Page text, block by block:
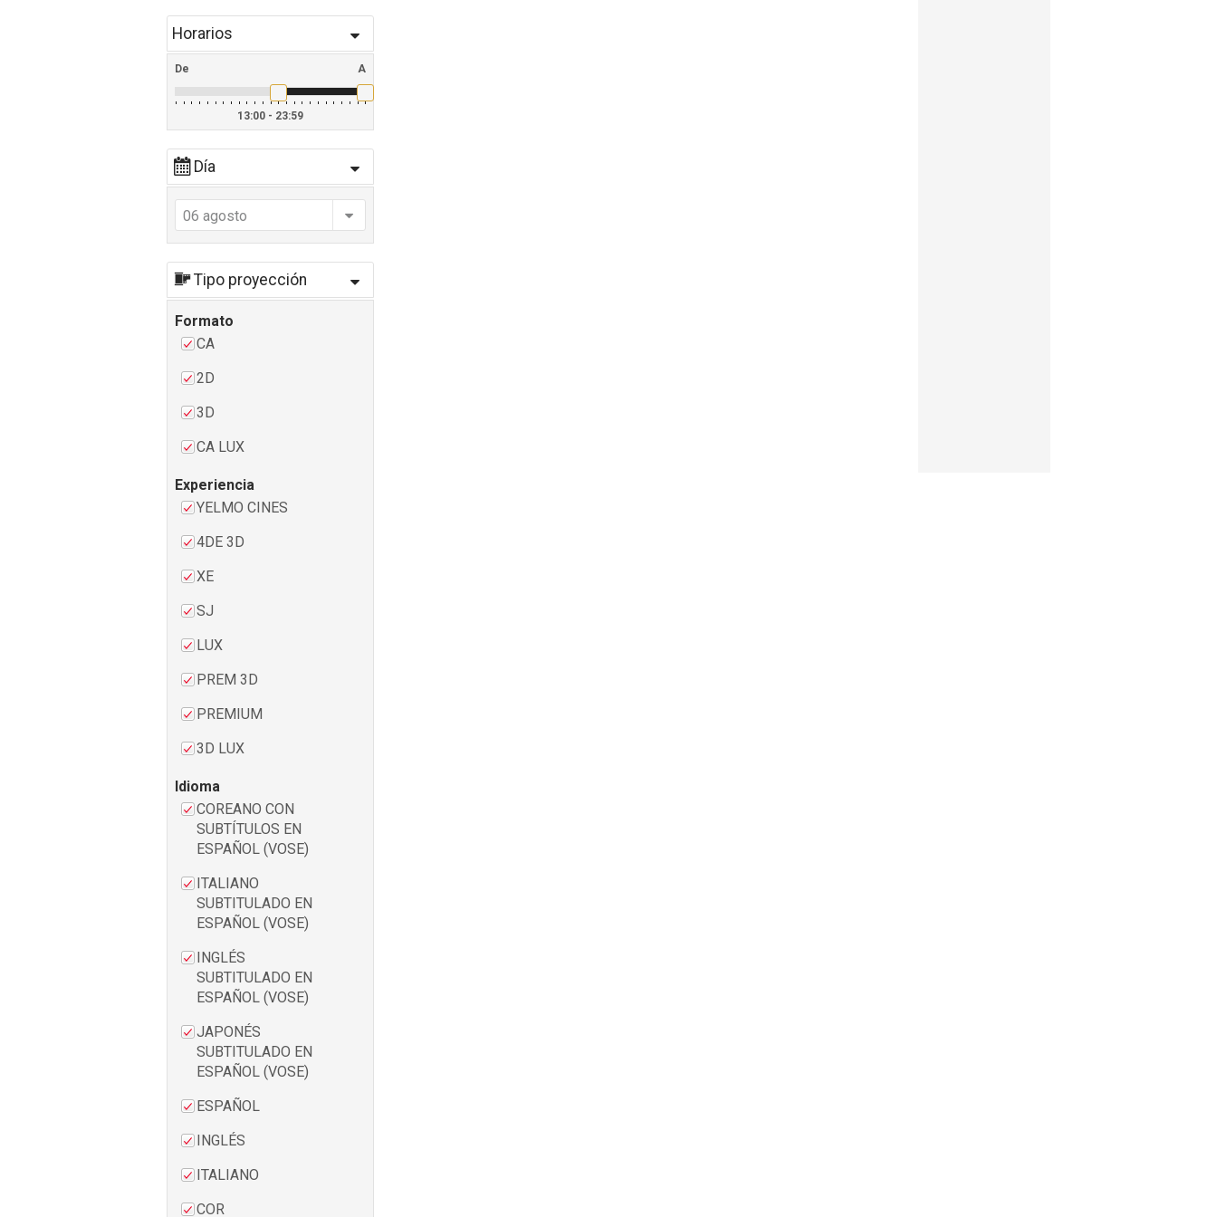
Horarios
De A
13:00 - 23:59
Día
06 agosto
Tipo proyección
Formato
CA
2D
3D
CA LUX
Experiencia
YELMO CINES
4DE 3D
XE
SJ
LUX
PREM 3D
PREMIUM
3D LUX
Idioma
COREANO CON
SUBTÍTULOS EN
ESPAÑOL (VOSE)
ITALIANO
SUBTITULADO EN
ESPAÑOL (VOSE)
INGLÉS
SUBTITULADO EN
ESPAÑOL (VOSE)
JAPONÉS
SUBTITULADO EN
ESPAÑOL (VOSE)
ESPAÑOL
INGLÉS
ITALIANO
COR